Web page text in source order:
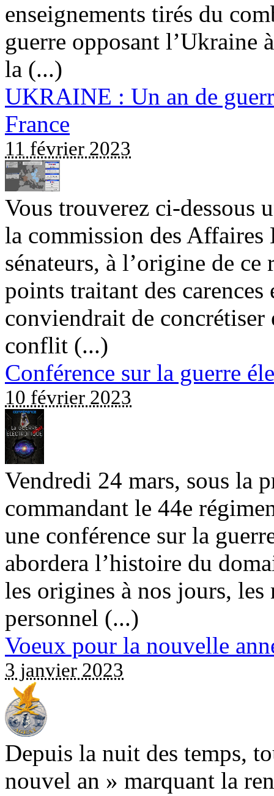
enseignements tirés du
guerre opposant l’Ukraine
la (...)
UKRAINE : Un an de
France
11 février 2023
Vous trouverez ci-dessous
la commission des Affaires
sénateurs, à l’origine de
points traitant des
conviendrait de concrétiser
conflit (...)
Conférence sur la guerre
10 février 2023
Vendredi 24 mars, sous la
commandant le 44e
une conférence sur la
abordera l’histoire du
les origines à nos jours,
personnel (...)
Voeux pour la nouvelle
3 janvier 2023
Depuis la nuit des temps,
nouvel an » marquant la